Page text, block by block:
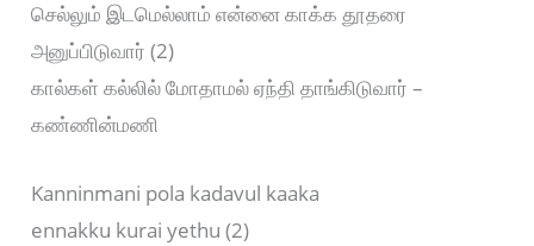
செல்லும் இடமெல்லாம் என்னை காக்க தூதரை
அனுப்பிடுவார் (2)
கால்கள் கல்லில் மோதாமல் ஏந்தி தாங்கிடுவார் –
கண்ணின்மணி
Kanninmani pola kadavul kaaka
ennakku kurai yethu (2)